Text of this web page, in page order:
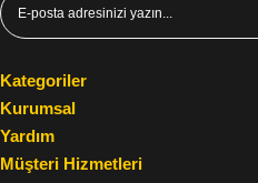
Kategoriler
Kurumsal
Yardım
Müşteri Hizmetleri